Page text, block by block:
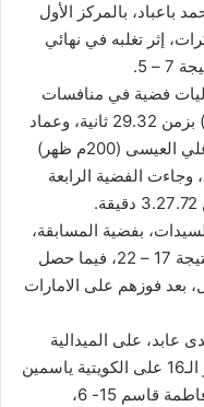
باعباد، بالمركز الأول
إثر تغلبه في نهائي
5.
فضية في منافسات
اليوم، بواسطة محمد العتيبي (50م صدر) بزمن 29.32 ثانية، وعماد
الزبن (100م حرة)، بزمن 50.58 ثانية، وعلي العيسى (200م ظهر)
وجاءت الفضية الرابعة
فريق السعودية لكرة السلة 3×3 للسيدات، بفضية المسابقة،
بعد خسارتهم في النهائي أمام البحرين بنتيجة 17 – 22، فيما حصل
بعد فوزهم على الامارات
عابد، على الميدالية
البرونزية لمسابقة الإيبيه، بفوزها في دور الـ16 على الكويتية ياسمين
الشواف 15 – 11، وفي ربع النهائي على فاطمة قاسم 15- 6،